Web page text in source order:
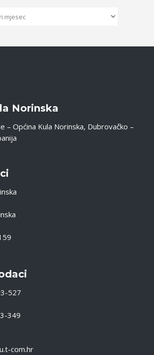
Norinska
– Općina Kula Norinska, Dubrovačko –
527
349
com.hr